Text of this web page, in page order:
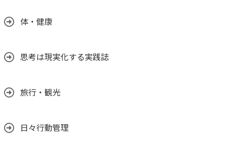
体・健康
思考は現実化する実践誌
旅行・観光
日々行動管理